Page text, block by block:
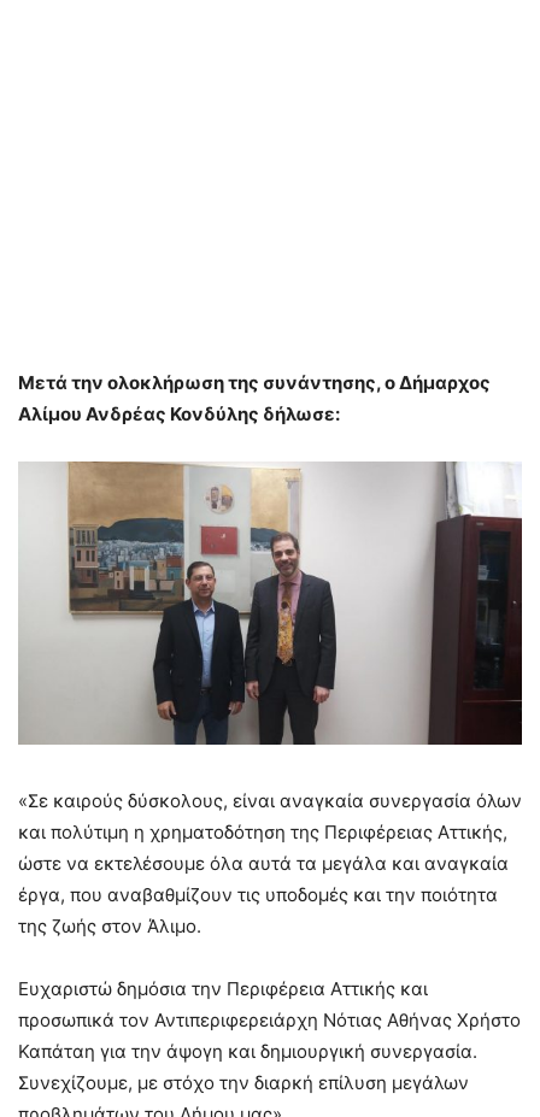
Μετά την ολοκλήρωση της συνάντησης, ο Δήμαρχος
Αλίμου Ανδρέας Κονδύλης δήλωσε:
«Σε καιρούς δύσκολους, είναι αναγκαία συνεργασία όλων
και πολύτιμη η χρηματοδότηση της Περιφέρειας Αττικής,
ώστε να εκτελέσουμε όλα αυτά τα μεγάλα και αναγκαία
έργα, που αναβαθμίζουν τις υποδομές και την ποιότητα
της ζωής στον Άλιμο.
Ευχαριστώ δημόσια την Περιφέρεια Αττικής και
προσωπικά τον Αντιπεριφερειάρχη Νότιας Αθήνας Χρήστο
Καπάταη για την άψογη και δημιουργική συνεργασία.
Συνεχίζουμε, με στόχο την διαρκή επίλυση μεγάλων